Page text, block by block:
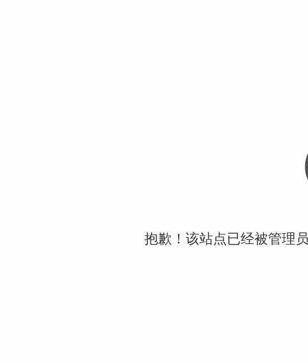
抱歉！该站点已经被管理